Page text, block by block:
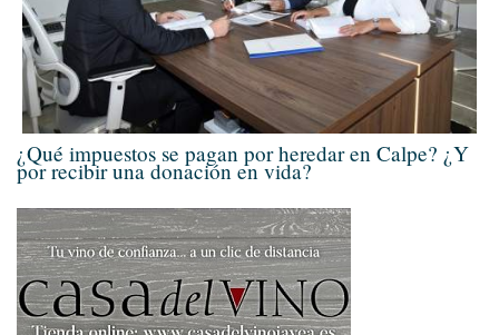
¿Qué impuestos se pagan por heredar en Calpe? ¿Y
por recibir una donación en vida?